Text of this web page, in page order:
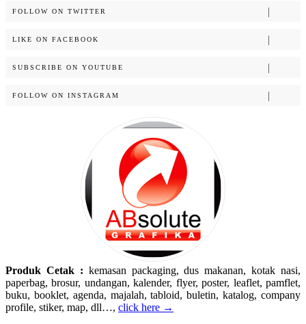
FOLLOW ON TWITTER
LIKE ON FACEBOOK
SUBSCRIBE ON YOUTUBE
FOLLOW ON INSTAGRAM
Produk Cetak : kemasan packaging, dus makanan, kotak nasi,
paperbag, brosur, undangan, kalender, flyer, poster, leaflet, pamflet,
buku, booklet, agenda, majalah, tabloid, buletin, katalog, company
profile, stiker, map, dll…, click here →